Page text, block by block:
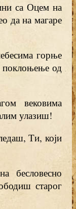
са Оцем на
да на магаре
горње
поклоњење од
вековима
улазиш!
Ти, који
бесловесно
старог